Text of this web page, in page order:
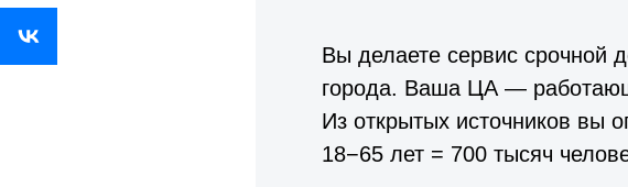
Вы делаете сервис срочной
города. Ваша ЦА —
Из открытых источников вы
18−65 лет = 700 тысяч